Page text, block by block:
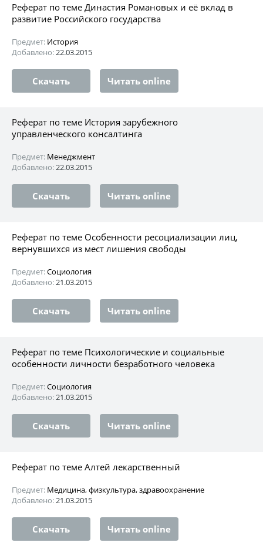
Реферат по теме Династия Романовых и её вклад в
развитие Российского государства
Предмет: История
Добавлено:22.03.2015
Скачать Читать online
Реферат по теме История зарубежного
управленческого консалтинга
Предмет: Менеджмент
Добавлено:22.03.2015
Скачать Читать online
Реферат по теме Особенности ресоциализации лиц,
вернувшихся из мест лишения свободы
Предмет:Социология
Добавлено:21.03.2015
Скачать Читать online
Реферат по теме Психологические и социальные
особенности личности безработного человека
Предмет:Социология
Добавлено:21.03.2015
Скачать Читать online
Реферат по теме Алтей лекарственный
Предмет: Медицина, физкультура, здравоохранение
Добавлено:21.03.2015
Скачать Читать online